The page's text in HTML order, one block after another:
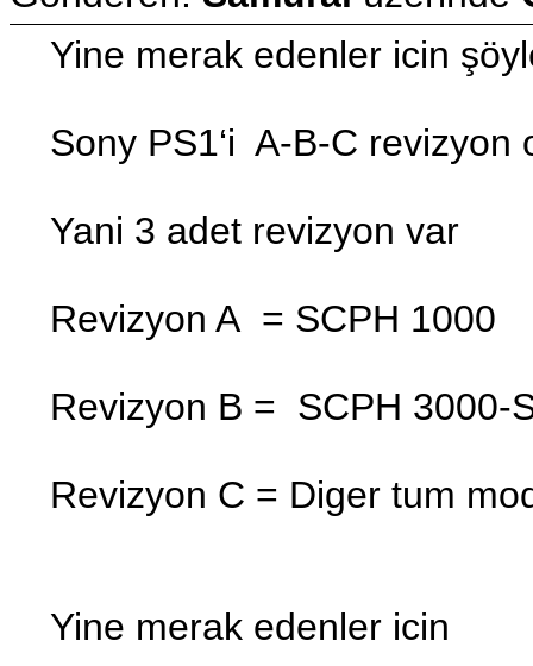
Yine merak edenler icin
Sony PS1‘i A-B-C revizyon
Yani 3 adet revizyon var
Revizyon A = SCPH 1000
Revizyon B = SCPH 3000-
Revizyon C = Diger tum
Yine merak edenler icin